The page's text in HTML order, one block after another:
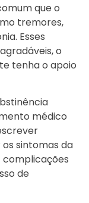
que o
tremores,
Esses
o
tenha o apoio
médico
sintomas da
de